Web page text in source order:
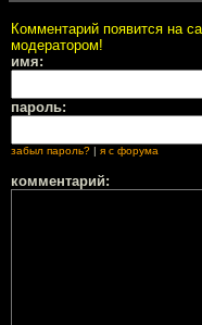
Комментарий появится на
модератором!
имя:
пароль:
забыл пароль? | я с форума
комментарий: